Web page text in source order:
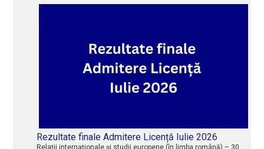
Rezultate finale Admitere Licență Iulie 2026
Relaţii internaţionale şi studii europene (în limba română) – 30